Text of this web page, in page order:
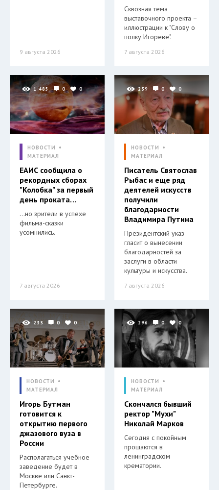
9 августа 2026
Сквозная тема
выставочного проекта –
иллюстрации к "Слову о
полку Игореве".
7 августа 2026
1 485 0 0
НОВОСТИ
МАТЕРИАЛ
ЕАИС сообщила о
рекордных сборах
"Колобка" за первый
день проката…
…но зрители в успехе
фильма-сказки
усомнились.
7 августа 2026
239 0 0
НОВОСТИ
МАТЕРИАЛ
Писатель Святослав
Рыбас и еще ряд
деятелей искусств
получили
благодарности
Владимира Путина
Президентский указ
гласит о вынесении
благодарностей за
заслуги в области
культуры и искусства.
7 августа 2026
233 0 0
НОВОСТИ
МАТЕРИАЛ
Игорь Бутман
готовится к
открытию первого
джазового вуза в
России
Располагаться учебное
заведение будет в
Москве или Санкт-
Петербурге.
296 0 0
НОВОСТИ
МАТЕРИАЛ
Скончался бывший
ректор "Мухи"
Николай Марков
Сегодня с покойным
прощаются в
ленинградском
крематории.